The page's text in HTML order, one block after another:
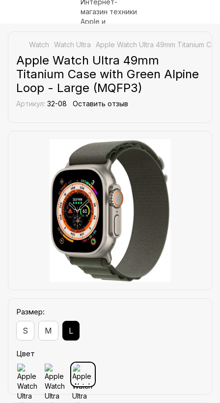
Watch Watch Ultra Apple Watch Ultra 49mm Titanium
Apple Watch Ultra 49mm
Titanium Case with Green Alpine
Loop - Large (MQFP3)
Артикул: 32-08 Оставить отзыв
Размер:
S M L
Цвет